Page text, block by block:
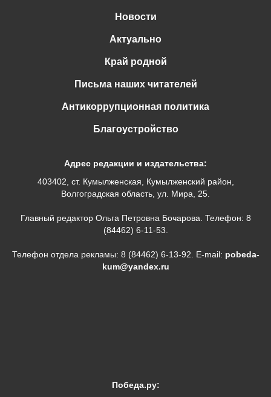
Новости
Актуально
Край родной
Письма наших читателей
Антикоррупционная политика
Благоустройство
Адрес редакции и издательства:
403402, ст. Кумылженская, Кумылженский район,
Волгоградская область, ул. Мира, 25.
Главный редактор Ольга Петровна Бочарова. Телефон: 8
(84462) 6-11-53.
Телефон отдела рекламы: 8 (84462) 6-13-92. E-mail: pobeda-
kum@yandex.ru
Победа.ру: